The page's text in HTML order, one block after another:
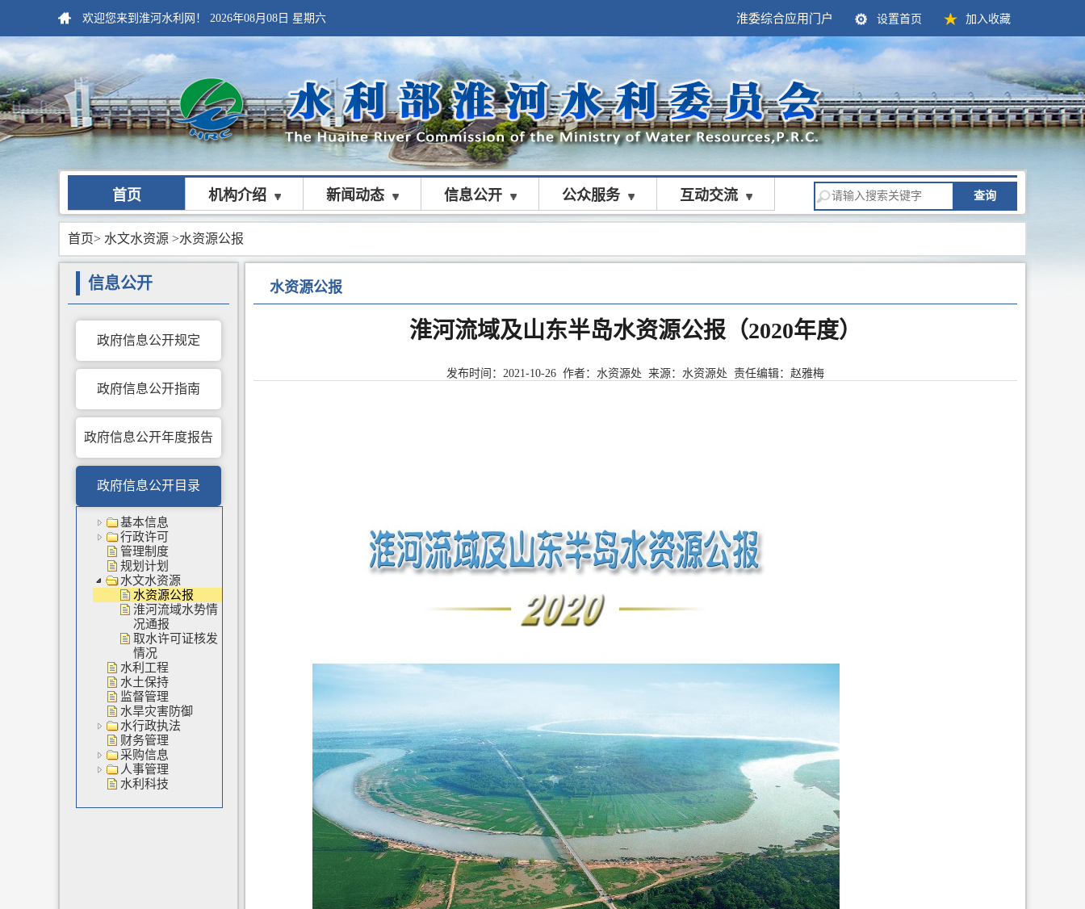
欢迎您来到淮河水利网！ 2026年08月08日 星期六 淮委综合应用门户 设置首页 加入收藏
首页 机构介绍 新闻动态 信息公开 公众服务 互动交流 查询
首页> 水文水资源 >水资源公报
水资源公报
淮河流域及山东半岛水资源公报（2020年度）
发布时间： 2021-10-26 作者：水资源处 来源： 水资源处 责任编辑：赵雅梅
信息公开
政府信息公开规定
政府信息公开指南
政府信息公开年度报告
政府信息公开目录
基本信息
行政许可
管理制度
规划计划
水文水资源
水资源公报
淮河流域水势情
况通报
取水许可证核发
情况
水利工程
水土保持
监督管理
水旱灾害防御
水行政执法
财务管理
采购信息
人事管理
水利科技